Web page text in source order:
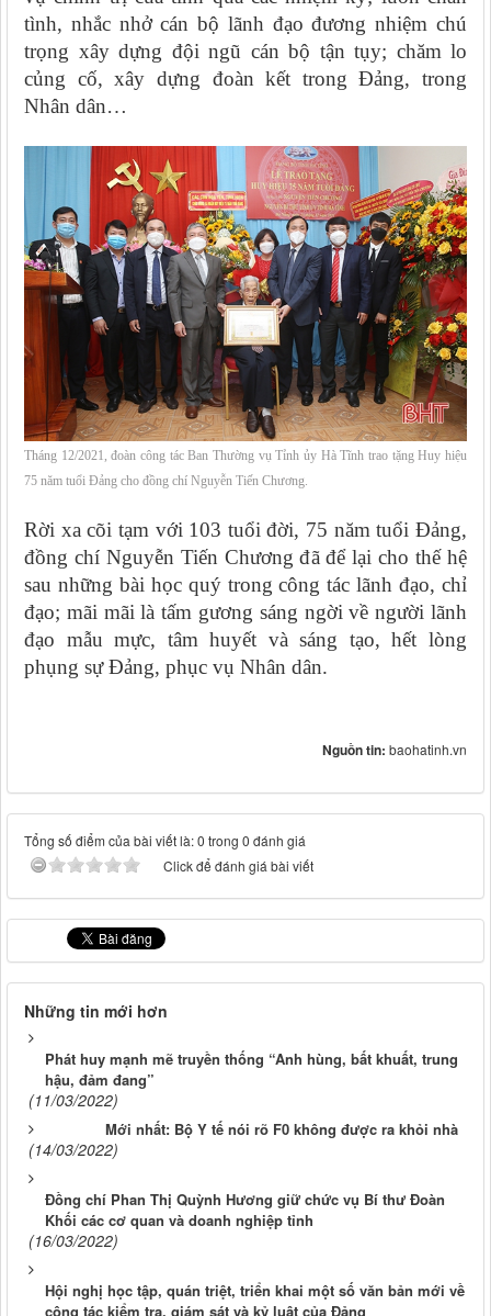
tình, nhắc nhở cán bộ lãnh đạo đương nhiệm chú
trọng xây dựng đội ngũ cán bộ tận tụy; chăm lo
củng cố, xây dựng đoàn kết trong Đảng, trong
Nhân dân…
Tháng 12/2021, đoàn công tác Ban Thường vụ Tỉnh ủy Hà Tĩnh trao tặng Huy hiệu
75 năm tuổi Đảng cho đồng chí Nguyễn Tiến Chương.
Rời xa cõi tạm với 103 tuổi đời, 75 năm tuổi Đảng,
đồng chí Nguyễn Tiến Chương đã để lại cho thế hệ
sau những bài học quý trong công tác lãnh đạo, chỉ
đạo; mãi mãi là tấm gương sáng ngời về người lãnh
đạo mẫu mực, tâm huyết và sáng tạo, hết lòng
phụng sự Đảng, phục vụ Nhân dân.
Nguồn tin: baohatinh.vn
Tổng số điểm của bài viết là: 0 trong 0 đánh giá
Click để đánh giá bài viết
Những tin mới hơn
Phát huy mạnh mẽ truyền thống “Anh hùng, bất khuất, trung
hậu, đảm đang”
(11/03/2022)
Mới nhất: Bộ Y tế nói rõ F0 không được ra khỏi nhà
(14/03/2022)
Đồng chí Phan Thị Quỳnh Hương giữ chức vụ Bí thư Đoàn
Khối các cơ quan và doanh nghiệp tỉnh
(16/03/2022)
Hội nghị học tập, quán triệt, triển khai một số văn bản mới về
công tác kiểm tra, giám sát và kỷ luật của Đảng